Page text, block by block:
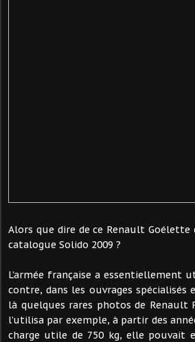
Alors que dire de ce Renault
catalogue Solido 2009 ?
L’armée française a essentiellement
contre, dans les ouvrages
là quelques rares photos de Renault
l’utilisa par exemple, à partir des
charge utile de 750 kg, elle pouvait